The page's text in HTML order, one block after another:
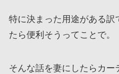
特に決まった用途がある訳
たら便利そうってことで。
そんな話を妻にしたらカー